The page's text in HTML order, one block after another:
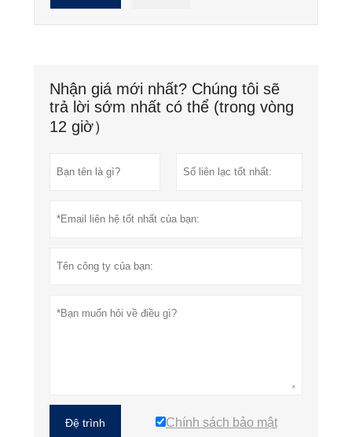
Nhận giá mới nhất? Chúng tôi sẽ
trả lời sớm nhất có thể (trong vòng
12 giờ）
Đệ trình Chính sách bảo mật